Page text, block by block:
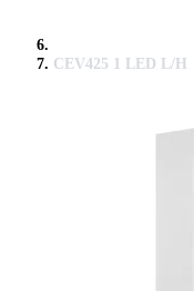
CEV425 1 LED L/H